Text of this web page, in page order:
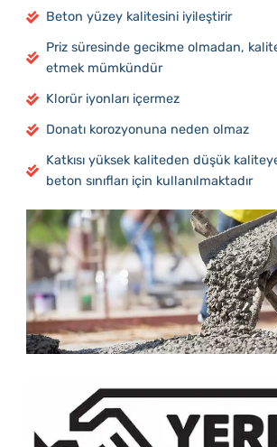
Beton yüzey kalitesini iyileştirir
Priz süresinde gecikme olmadan,
etmek mümkündür
Klorür iyonları içermez
Donatı korozyonuna neden olmaz
Katkısı yüksek kaliteden düşük
beton sınıfları için kullanılmaktadır